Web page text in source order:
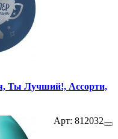
Ты Лучший!, Ассорти,
Арт: 812032